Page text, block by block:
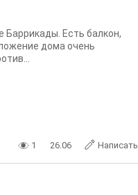
Баррикады. Есть балкон,
дома очень
1 26.06 Написать